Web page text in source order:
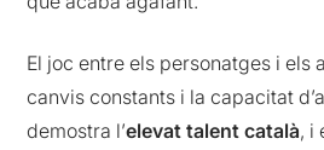
El joc entre els personatges i els
canvis constants i la capacitat
demostra l’elevat talent català, i